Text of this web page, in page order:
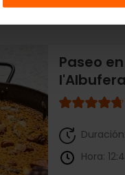
Paseo
l'Albufera
Hora: